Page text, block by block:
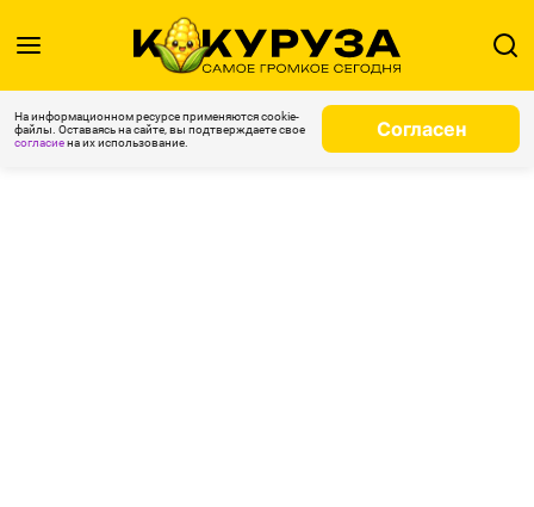
На информационном ресурсе применяются cookie-
файлы. Оставаясь на сайте, вы подтверждаете свое
согласиена их использование.
Согласен